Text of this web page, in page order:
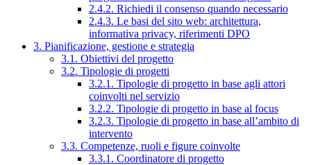
2.4.2. Richiedi il consenso quando necessario
2.4.3. Le basi del sito web: architettura,
informativa privacy, riferimenti DPO
3. Pianificazione, gestione e strategia
3.1. Obiettivi del progetto
3.2. Tipologie di progetti
3.2.1. Tipologie di progetto in base agli attori
coinvolti nel servizio
3.2.2. Tipologie di progetto in base al focus
3.2.3. Tipologie di progetto in base all’ambito di
intervento
3.3. Competenze, ruoli e figure coinvolte
3.3.1. Coordinatore di progetto